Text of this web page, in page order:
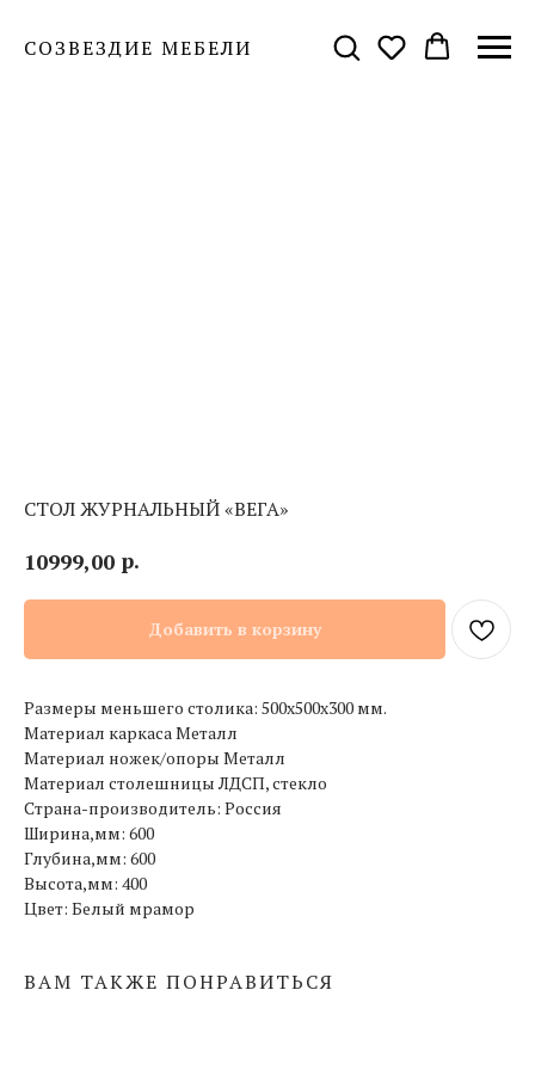
СОЗВЕЗДИЕ МЕБЕЛИ
СТОЛ ЖУРНАЛЬНЫЙ «ВЕГА»
10999,00 р.
Добавить в корзину
Размеры меньшего столика: 500х500х300 мм.
Материал каркаса Металл
Материал ножек/опоры Металл
Материал столешницы ЛДСП, стекло
Страна-производитель: Россия
Ширина,мм: 600
Глубина,мм: 600
Высота,мм: 400
Цвет: Белый мрамор
ВАМ ТАКЖЕ ПОНРАВИТЬСЯ